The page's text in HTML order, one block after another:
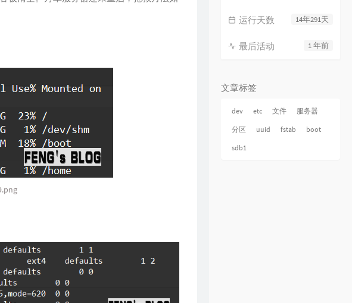
14年291天
运行天数
1 年前
最后活动
文章标签
dev etc 文件 服务器
分区 uuid fstab boot
sdb1